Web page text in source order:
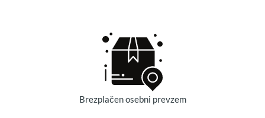
Brezplačen osebni prevzem